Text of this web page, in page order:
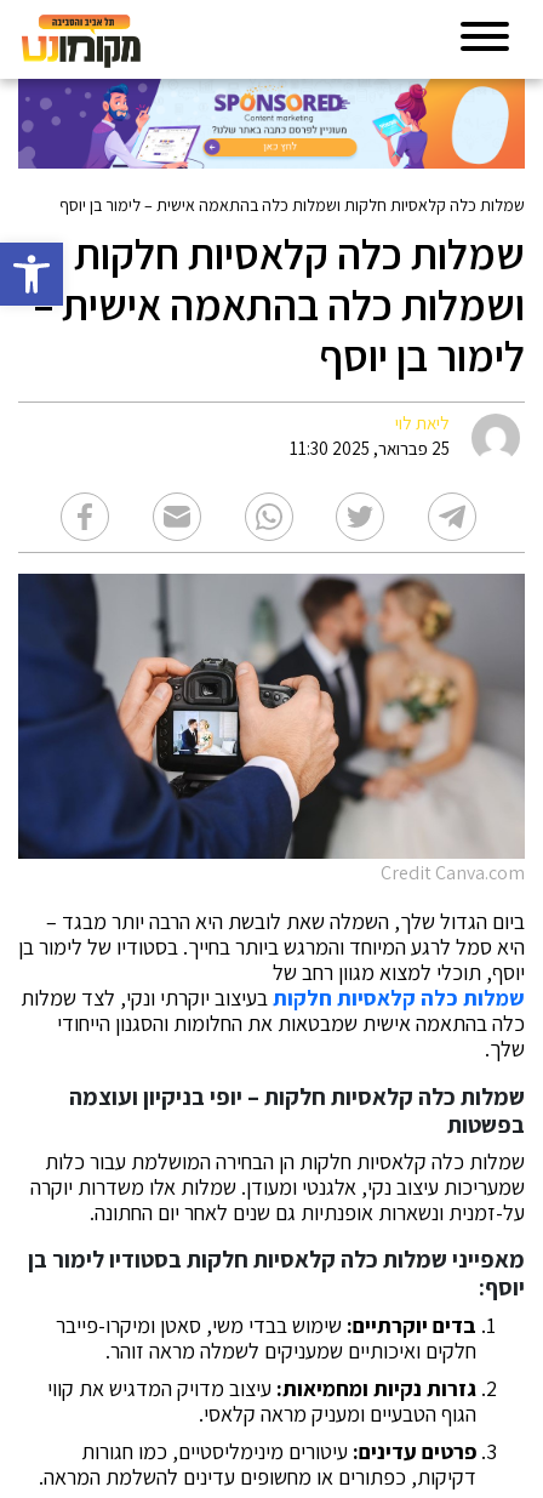
פתח
שמלות כלה קלאסיות חלקות ושמלות כלה בהתאמה אישית – לימור בן יוסף
שמלות כלה קלאסיות חלקות
ושמלות כלה בהתאמה אישית –
לימור בן יוסף
ליאת לוי
25 פברואר, 2025 11:30
Credit Canva.com
ביום הגדול שלך, השמלה שאת לובשת היא הרבה יותר מבגד –
היא סמל לרגע המיוחד והמרגש ביותר בחייך. בסטודיו של לימור בן
יוסף, תוכלי למצוא מגוון רחב של
שמלות כלה קלאסיות חלקותבעיצוב יוקרתי ונקי, לצד שמלות
כלה בהתאמה אישית שמבטאות את החלומות והסגנון הייחודי
שלך.
שמלות כלה קלאסיות חלקות – יופי בניקיון ועוצמה
בפשטות
שמלות כלה קלאסיות חלקות הן הבחירה המושלמת עבור כלות
שמעריכות עיצוב נקי, אלגנטי ומעודן. שמלות אלו משדרות יוקרה
על-זמנית ונשארות אופנתיות גם שנים לאחר יום החתונה.
מאפייני שמלות כלה קלאסיות חלקות בסטודיו לימור בן
יוסף:
בדים יוקרתיים: שימוש בבדי משי, סאטן ומיקרו-פייבר
חלקים ואיכותיים שמעניקים לשמלה מראה זוהר.
גזרות נקיות ומחמיאות: עיצוב מדויק המדגיש את קווי
הגוף הטבעיים ומעניק מראה קלאסי.
פרטים עדינים: עיטורים מינימליסטיים, כמו חגורות
דקיקות, כפתורים או מחשופים עדינים להשלמת המראה.